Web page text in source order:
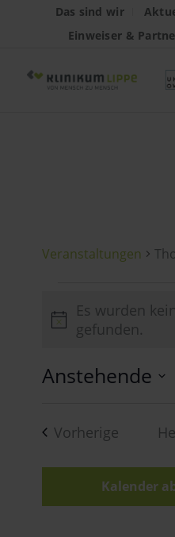
Das sind wir
Einweiser &
Veranstaltungen
Hinweis
Es wurden
gefunden.
Anstehende
wählen.
Vorherige
Kalender